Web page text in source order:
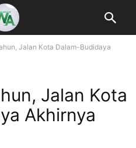
Jalan Kota Dalam-Budidaya
Jalan Kota
Akhirnya